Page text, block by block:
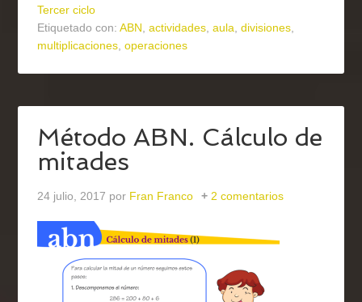
Tercer ciclo
Etiquetado con:ABN,actividades,aula,divisiones,
multiplicaciones,operaciones
Método ABN. Cálculo de
mitades
24 julio, 2017 por Fran Franco 2 comentarios